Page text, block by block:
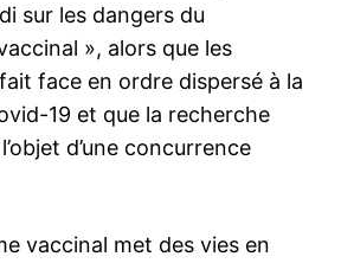
sur les dangers du
», alors que les
face en ordre dispersé à la
19 et que la recherche
d’une concurrence
vaccinal met des vies en